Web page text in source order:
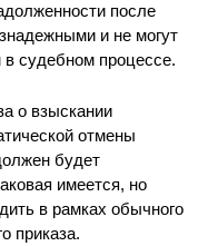
после
и не могут
судебном процессе.
о взыскании
отмены
будет
имеется, но
в рамках обычного
приказа.